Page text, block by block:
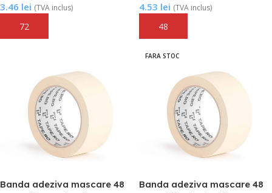
3.46 lei (TVA inclus)
Adaugă În Coș
4.53 lei (TVA inclus)
Adaugă În Coș
Banda adeziva mascare 48
FARA STOC
Banda adeziva mascare 48